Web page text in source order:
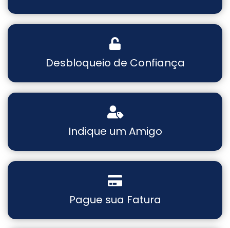
Desbloqueio de Confiança
Indique um Amigo
Pague sua Fatura